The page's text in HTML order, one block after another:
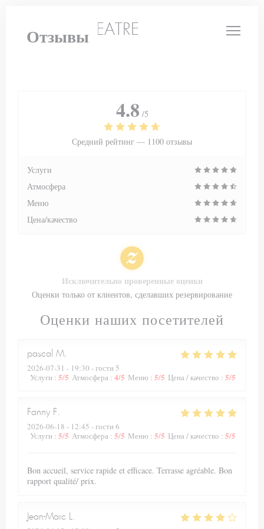
LE PETIT THEATRE
Отзывы
Оценки наших посетителей
pascal M
2026-07-31 - 19:30 - гости 5
Услуги : 5/5 Атмосфера : 4/5 Меню : 5/5 Цена / качество : 5/5
Fanny F
2026-06-18 - 12:45 - гости 6
Услуги : 5/5 Атмосфера : 5/5 Меню : 5/5 Цена / качество : 5/5
Bon accueil, service rapide et efficace. Terrasse agréable. Bon
rapport qualité/ prix.
Jean-Marc L
4.8 /5
Средний рейтинг — 1100 отзывы
Услуги
Атмосфера
Меню
Цена/качество
Исключительно проверенные оценки
Оценки только от клиентов, сделавших резервирование